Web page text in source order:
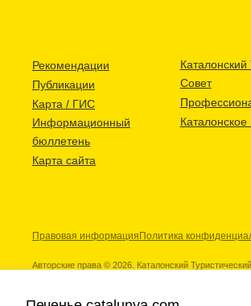
Рекомендации
Публикации
Карта / ГИС
Информационный
бюллетень
Карта сайта
Каталонский
Совет
Правовая информация Политика
Авторские права © 2026. Каталонский